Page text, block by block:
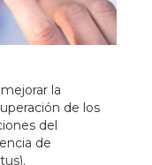
la
de los
del
de